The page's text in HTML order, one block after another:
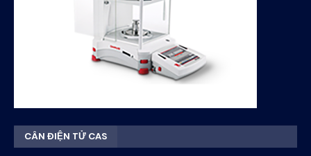
CÂN ĐIỆN TỬ CAS